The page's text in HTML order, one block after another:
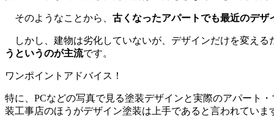
そのようなことから、 古くなったアパートでも最近のデ
しかし、建物は劣化していないが、デザインだけを変える
うというのが主流です。
ワンポイントアドバイス！
特に、PCなどの写真で見る塗装デザインと実際のアパート
装工事店のほうがデザイン塗装は上手であると言われていま